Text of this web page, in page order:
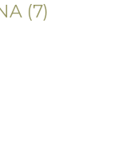
(7)